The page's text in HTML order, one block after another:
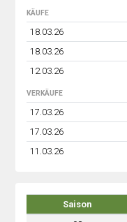
KÄUFE
18.03.26
18.03.26
12.03.26
VERKÄUFE
17.03.26
17.03.26
11.03.26
Saison